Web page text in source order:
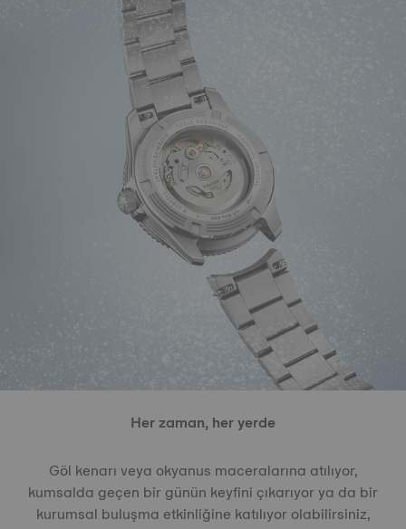
Her zaman, her yerde
Göl kenarı veya okyanus maceralarına atılıyor,
kumsalda geçen bir günün keyfini çıkarıyor ya da bir
kurumsal buluşma etkinliğine katılıyor olabilirsiniz,